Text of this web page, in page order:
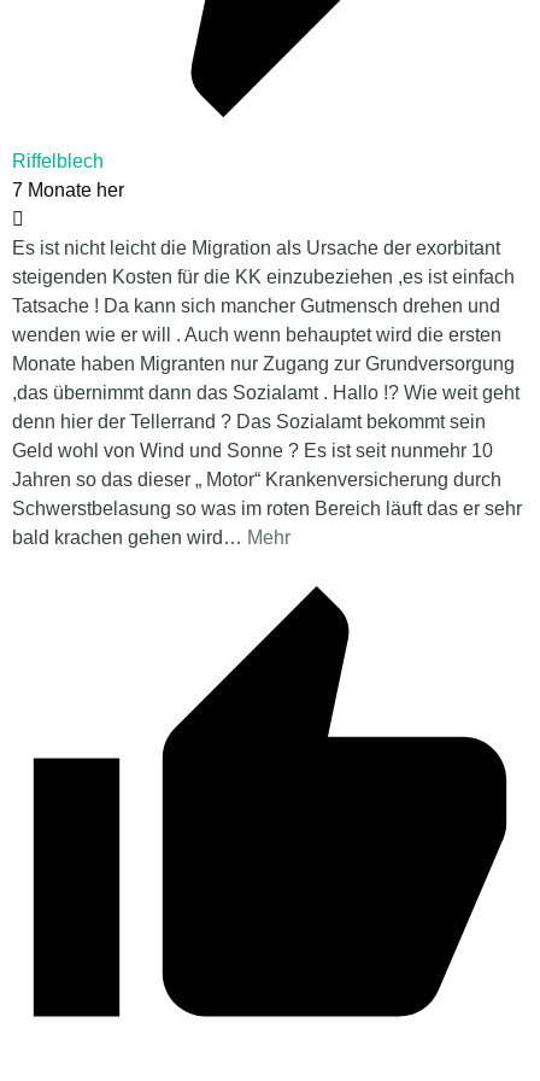
Riffelblech
7 Monate her
Es ist nicht leicht die Migration als Ursache der exorbitant
steigenden Kosten für die KK einzubeziehen ,es ist einfach
Tatsache ! Da kann sich mancher Gutmensch drehen und
wenden wie er will . Auch wenn behauptet wird die ersten
Monate haben Migranten nur Zugang zur Grundversorgung
,das übernimmt dann das Sozialamt . Hallo !? Wie weit geht
denn hier der Tellerrand ? Das Sozialamt bekommt sein
Geld wohl von Wind und Sonne ? Es ist seit nunmehr 10
Jahren so das dieser „ Motor“ Krankenversicherung durch
Schwerstbelasung so was im roten Bereich läuft das er sehr
bald krachen gehen wird … Mehr